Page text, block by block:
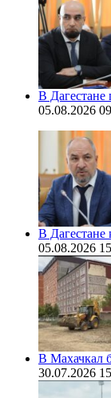
В
05.08.2026
В Дагестане
05.08.2026
В Махачкал
30.07.2026